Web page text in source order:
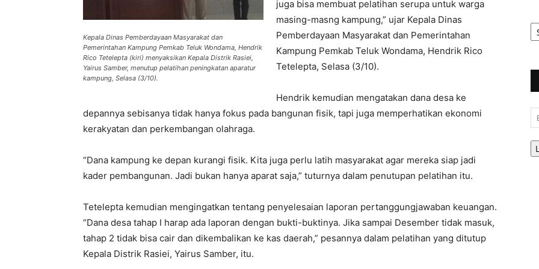
Kepala Dinas Pemberdayaan Masyarakat dan
Pemerintahan Kampung Pemkab Teluk Wondama, Hendrik
Rico Tetelepta (kiri) menyaksikan Kepala Distrik Rasiei,
Yairus Samber, menutup pelatihan peningkatan aparatur
kampung, Selasa (3/10).
juga bisa membuat pelatihan serupa untuk warga
masing-masng kampung,” ujar Kepala Dinas
Pemberdayaan Masyarakat dan Pemerintahan
Kampung Pemkab Teluk Wondama, Hendrik Rico
Tetelepta, Selasa (3/10).
Hendrik kemudian mengatakan dana desa ke
depannya sebisanya tidak hanya fokus pada bangunan fisik, tapi juga memperhatikan ekonomi
kerakyatan dan perkembangan olahraga.
“Dana kampung ke depan kurangi fisik. Kita juga perlu latih masyarakat agar mereka siap jadi
kader pembangunan. Jadi bukan hanya aparat saja,” tuturnya dalam penutupan pelatihan itu.
Tetelepta kemudian mengingatkan tentang penyelesaian laporan pertanggungjawaban keuangan.
“Dana desa tahap I harap ada laporan dengan bukti-buktinya. Jika sampai Desember tidak masuk,
tahap 2 tidak bisa cair dan dikembalikan ke kas daerah,” pesannya dalam pelatihan yang ditutup
Kepala Distrik Rasiei, Yairus Samber, itu.